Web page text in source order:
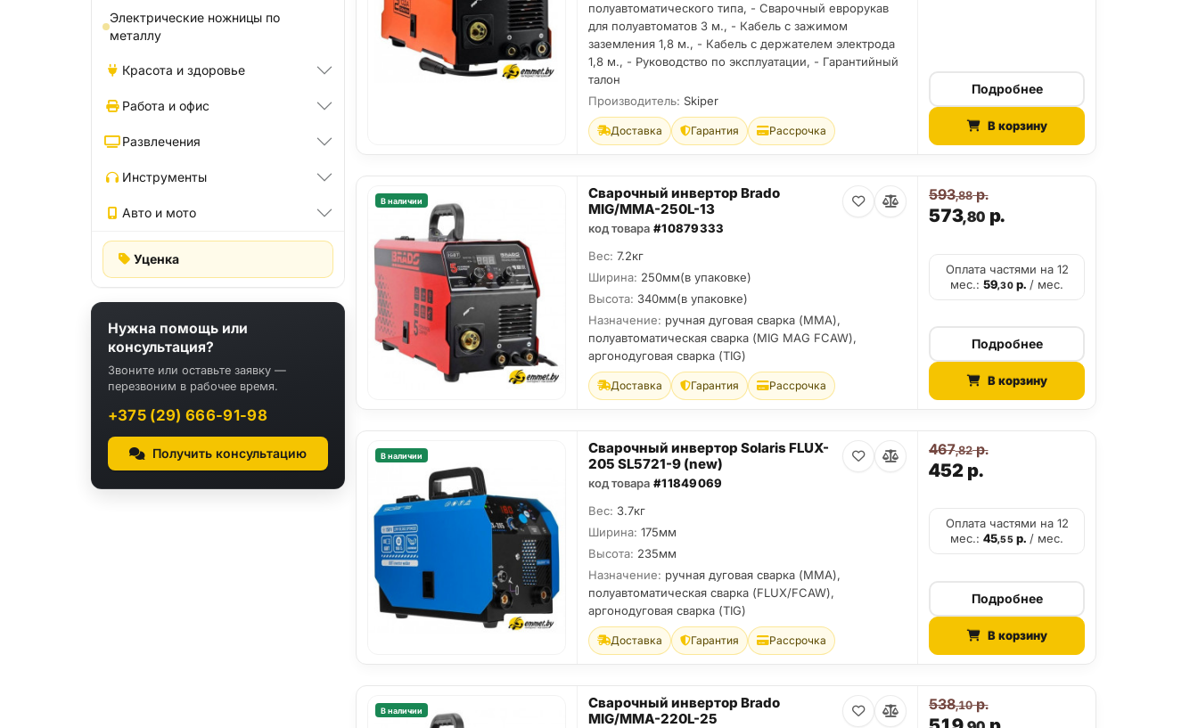
Электрические ножницы по
металлу
Красота и здоровье
Работа и офис
Развлечения
Инструменты
Авто и мото
Уценка
Нужна помощь или
консультация?
Звоните или оставьте заявку —
перезвоним в рабочее время.
+375 (29) 666-91-98
Получить консультацию
полуавтоматического типа, - Сварочный еврорукав
для полуавтоматов 3 м., - Кабель с зажимом
заземления 1,8 м., - Кабель с держателем электрода
1,8 м., - Руководство по эксплуатации, - Гарантийный
талон
Производитель: Skiper
Доставка Гарантия Рассрочка
Подробнее
В корзину
В наличии
Сварочный инвертор Brado
MIG/MMA-250L-13
код товара #10879333
Вес: 7.2кг
Ширина: 250мм(в упаковке)
Высота: 340мм(в упаковке)
Назначение: ручная дуговая сварка (MMA),
полуавтоматическая сварка (MIG MAG FCAW),
аргонодуговая сварка (TIG)
Доставка Гарантия Рассрочка
573,80р.
593,88р.
Оплата частями на 12
мес.:59,30р./ мес.
Подробнее
В корзину
В наличии
Сварочный инвертор Solaris FLUX-
205 SL5721-9 (new)
код товара #11849069
Вес: 3.7кг
Ширина: 175мм
Высота: 235мм
Назначение: ручная дуговая сварка (MMA),
полуавтоматическая сварка (FLUX/FCAW),
аргонодуговая сварка (TIG)
Доставка Гарантия Рассрочка
452р.
467,82р.
Оплата частями на 12
мес.:45,55р./ мес.
Подробнее
В корзину
В наличии
Сварочный инвертор Brado
MIG/MMA-220L-25
538,10р.